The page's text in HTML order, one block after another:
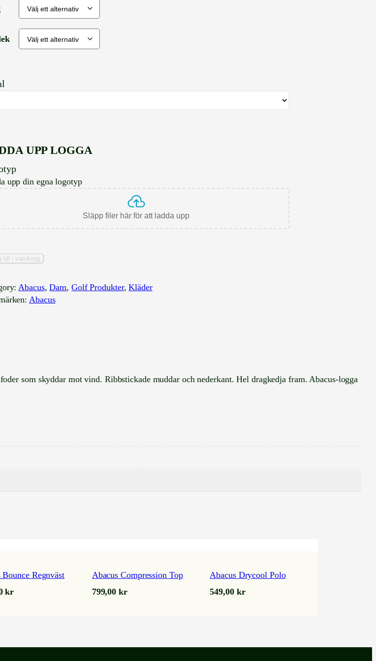
UPP LOGGA
upp din egna logotyp
Släpp filer här för att ladda upp
till i varukorg
Abacus, Dam, Golf Produkter, Kläder
Abacus
som skyddar mot vind. Ribbstickade muddar och nederkant. Hel dragkedja fram. Abacus-logga
Bounce Regnväst
kr
Abacus Compression Top
799,00kr
Abacus Drycool Polo
549,00 kr